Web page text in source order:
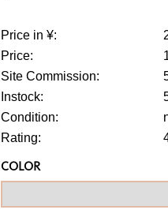
Price in ¥:
Price:
Site Commission:
Instock:
Condition:
Rating:
COLOR